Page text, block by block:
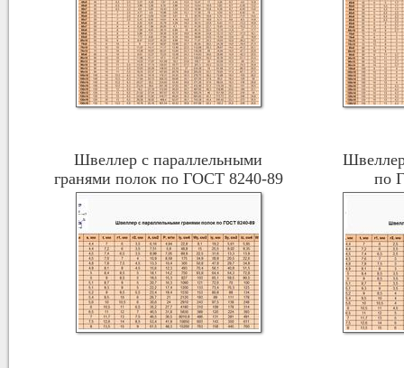
Швеллер с параллельными
гранями полок по ГОСТ 8240-89
по